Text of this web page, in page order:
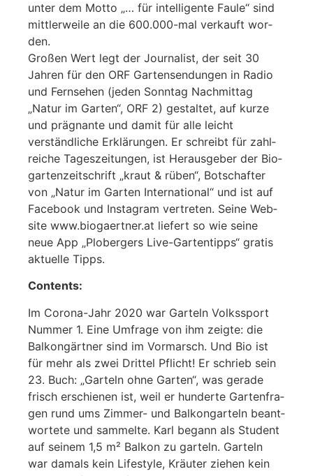
unter dem Mot­to „… für intel­li­gen­te Fau­le“ sind
mitt­ler­wei­le an die 600.000-mal ver­kauft wor­
den.
Gro­ßen Wert legt der Jour­na­list, der seit 30
Jah­ren für den ORF Gar­ten­sen­dun­gen in Radio
und Fern­se­hen (jeden Sonn­tag Nach­mit­tag
„Natur im Gar­ten“, ORF 2) gestal­tet, auf kur­ze
und prägnante und damit für alle leicht
verständliche Erklärungen. Er schreibt für zahl­
rei­che Tages­zei­tun­gen, ist Her­aus­ge­ber der Bio­
gar­ten­zeit­schrift „kraut & rüben“, Bot­schaf­ter
von „Natur im Gar­ten Inter­na­tio­nal“ und ist auf
Face­book und Insta­gram ver­tre­ten. Sei­ne Web­
site www.biogaertner.at lie­fert so wie sei­ne
neue App „Plober­gers Live-Gar­ten­tipps“ gra­tis
aktu­el­le Tipps.
Con­tents:
Im Coro­na-Jahr 2020 war Gar­teln Volks­sport
Num­mer 1. Eine Umfra­ge von ihm zeig­te: die
Bal­kon­gärt­ner sind im Vor­marsch. Und Bio ist
für mehr als zwei Drit­tel Pflicht! Er schrieb sein
23. Buch: „Gar­teln ohne Gar­ten“, was gera­de
frisch erschie­nen ist, weil er hun­der­te Gar­ten­fra­
gen rund ums Zim­mer- und Bal­kon­gar­teln beant­
wor­te­te und sam­mel­te. Karl begann als Stu­dent
auf sei­nem 1,5 m² Bal­kon zu gar­teln. Gar­teln
war damals kein Life­style, Kräuter zie­hen kein